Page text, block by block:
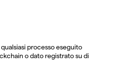
processo eseguito
o dato registrato su di